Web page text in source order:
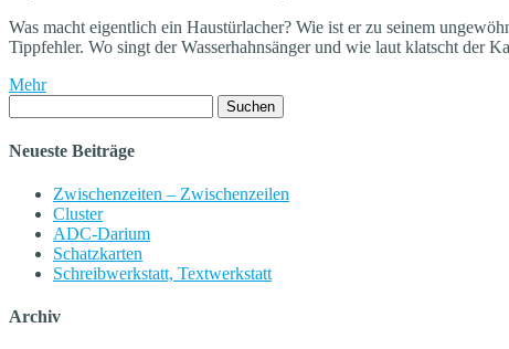
Was macht eigentlich ein Haustürlacher? Wie ist er zu seinem
Tippfehler. Wo singt der Wasserhahnsänger und wie laut klatscht der
Mehr
nach:
Neueste Beiträge
Zwischenzeiten – Zwischenzeilen
Cluster
ADC-Darium
Schatzkarten
Schreibwerkstatt, Textwerkstatt
Archiv